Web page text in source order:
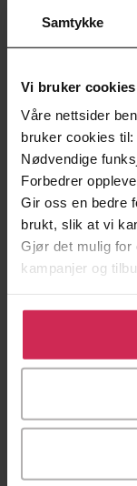
Samtykke
Vi bruker cookies
Våre nettsider
bruker cookies til:
Nødvendige
Forbedrer
Gir oss en bedre
brukt, slik at vi
Gjør det mulig for
kampanjer og
Klikk på «Godta
bruke cookies
tilpasse ditt